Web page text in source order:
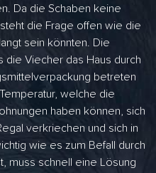
Da die Schaben keine
die Frage offen wie die
sein könnten. Die
die Viecher das Haus durch
betreten
welche die
haben können, sich
verkriechen und sich in
wie es zum Befall durch
muss schnell eine Lösung